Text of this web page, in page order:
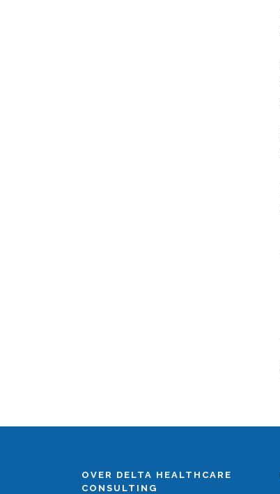
OVER DELTA HEALTHCARE
CONSULTING